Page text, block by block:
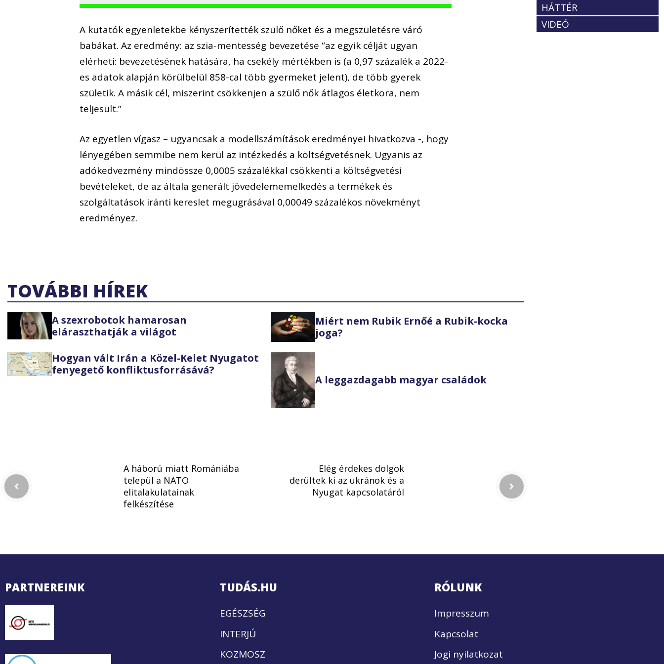
A kutatók egyenletekbe kényszerítették szülő nőket és a megszületésre váró
babákat. Az eredmény: az szia-mentesség bevezetése“az egyik célját ugyan
elérheti: bevezetésének hatására, ha csekély mértékben is (a 0,97 százalék a 2022-
es adatok alapján körülbelül 858-cal több gyermeket jelent), de több gyerek
születik. A másik cél, miszerint csökkenjen a szülo nok átlagos életkora, nem
teljesült.”
Az egyetlen vígasz – ugyancsak a modellszámítások eredményei hivatkozva -, hogy
lényegében semmibe nem kerül az intézkedés a költségvetésnek. Ugyanis az
adókedvezmény mindössze 0,0005 százalékkal csökkenti a költségvetési
bevételeket, de az általa generált jövedelememelkedés a termékek és
szolgáltatások iránti kereslet megugrásával 0,00049 százalékos növekményt
eredményez.
TOVÁBBI HÍREK
A szexrobotok hamarosan
eláraszthatják a világot
Miért nem Rubik Ernőé a Rubik-kocka
joga?
Hogyan vált Irán a Közel-Kelet Nyugatot
fenyegető konfliktusforrásává?
A leggazdagabb magyar családok
HÁTTÉR
VIDEÓ
A háború miatt Romániába
települ a NATO
elitalakulatainak
felkészítése
Elég érdekes dolgok
derültek ki az ukránok és a
Nyugat kapcsolatáról
PARTNEREINK TUDÁS.HU
EGÉSZSÉG
INTERJÚ
KOZMOSZ
RÓLUNK
Impresszum
Kapcsolat
Jogi nyilatkozat